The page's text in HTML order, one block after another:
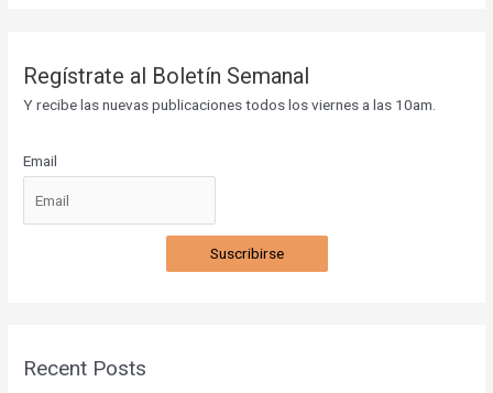
Regístrate al Boletín Semanal
Y recibe las nuevas publicaciones todos los viernes a las 10am.
Email
Suscribirse
Recent Posts